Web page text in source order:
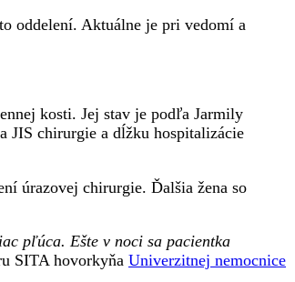
oddelení. Aktuálne je pri vedomí a
kosti. Jej stav je podľa Jarmily
JIS chirurgie a dĺžku hospitalizácie
úrazovej chirurgie. Ďalšia žena so
pľúca. Ešte v noci sa pacientka
SITA hovorkyňa Univerzitnej nemocnice